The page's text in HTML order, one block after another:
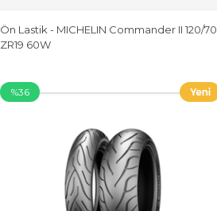
Ön Lastik - MICHELIN Commander II 120/70
ZR19 60W
%36